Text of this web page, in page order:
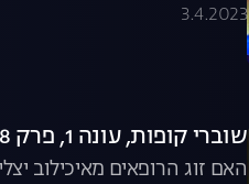
3.4.2023
שוברי קופות, עונה 1, פרק 8: הרופאים באים
האם זוג הרופאים מאיכילוב